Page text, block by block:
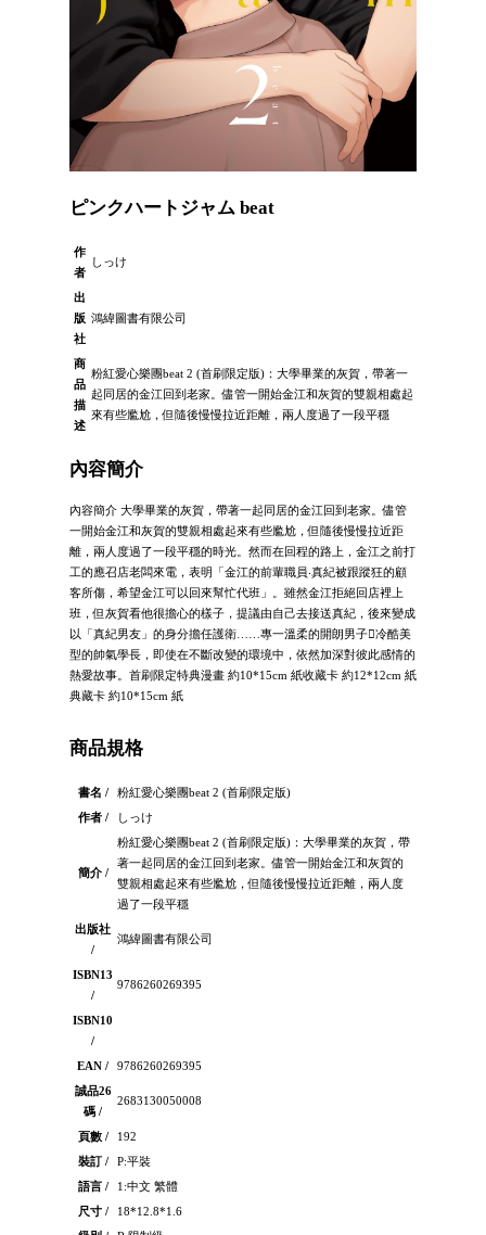
ピンクハートジャム beat
作
者
しっけ
出
版
社
鴻緯圖書有限公司
商
品
描
述
粉紅愛心樂團beat 2 (首刷限定版)：大學畢業的灰賀，帶著一
起同居的金江回到老家。儘管一開始金江和灰賀的雙親相處起
來有些尷尬，但隨後慢慢拉近距離，兩人度過了一段平穩
內容簡介
內容簡介 大學畢業的灰賀，帶著一起同居的金江回到老家。儘管
一開始金江和灰賀的雙親相處起來有些尷尬，但隨後慢慢拉近距
離，兩人度過了一段平穩的時光。然而在回程的路上，金江之前打
工的應召店老闆來電，表明「金江的前輩職員‧真紀被跟蹤狂的顧
客所傷，希望金江可以回來幫忙代班」。雖然金江拒絕回店裡上
班，但灰賀看他很擔心的樣子，提議由自己去接送真紀，後來變成
以「真紀男友」的身分擔任護衛……專一溫柔的開朗男子冷酷美
型的帥氣學長，即使在不斷改變的環境中，依然加深對彼此感情的
熱愛故事。首刷限定特典漫畫 約10*15cm 紙收藏卡 約12*12cm 紙
典藏卡 約10*15cm 紙
商品規格
書名 /
粉紅愛心樂團beat 2 (首刷限定版)
作者 /
しっけ
簡介 /
粉紅愛心樂團beat 2 (首刷限定版)：大學畢業的灰賀，帶
著一起同居的金江回到老家。儘管一開始金江和灰賀的
雙親相處起來有些尷尬，但隨後慢慢拉近距離，兩人度
過了一段平穩
出版社
/
鴻緯圖書有限公司
ISBN13
/
9786260269395
ISBN10
/
EAN /
9786260269395
誠品26
碼 /
2683130050008
頁數 /
192
裝訂 /
P:平裝
語言 /
1:中文 繁體
尺寸 /
18*12.8*1.6